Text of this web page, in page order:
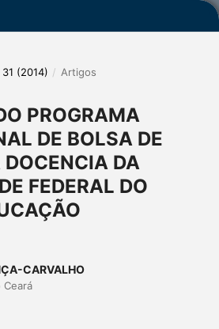
31 (2014) / Artigos
PROGRAMA
DE BOLSA DE
DA
FEDERAL DO
CARVALHO
Ceará